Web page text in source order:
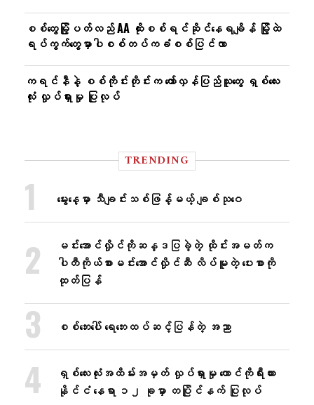
စစ်တွေမြို့ပတ်လည် AA ထိုးစစ်ရင်ဆိုင်နေရချိန် မြို့ထဲ
ရပ်ကွက်တွေမှာပါစစ်တပ်ကခံစစ်ပြင်လာ
ကရင်နီနဲ့ စစ်ကိုင်းတိုင်းက တော်လှန်ပြည်သူတွေ ရှစ်လေး
လုံး လှုပ်ရှားမှု ပြုလုပ်
TRENDING
မွေးနေ့မှာ သီချင်းသစ်ဖြန့်မယ့် ချစ်သုဝေ
မင်းအောင်လှိုင်ကိုဆန္ဒပြခဲ့တဲ့ ထိုင်းအမတ်က
ပါတီကိုယ်စားမင်းအောင်လှိုင်ဆီ လိပ်မူတဲ့ ပေးစာကို
ထုတ်ပြန်
စစ်ဘေးပေါ် ရေဘေးထပ်ဆင့်ပြန်တဲ့ အညာ
ရှစ်လေးလုံးအထိမ်းအမှတ် လှုပ်ရှားမှု တောင်ကိုရီးယား
နိုင်ငံ နေရာ ၁၂ ခုမှာ တပြိုင်နက် ပြုလုပ်